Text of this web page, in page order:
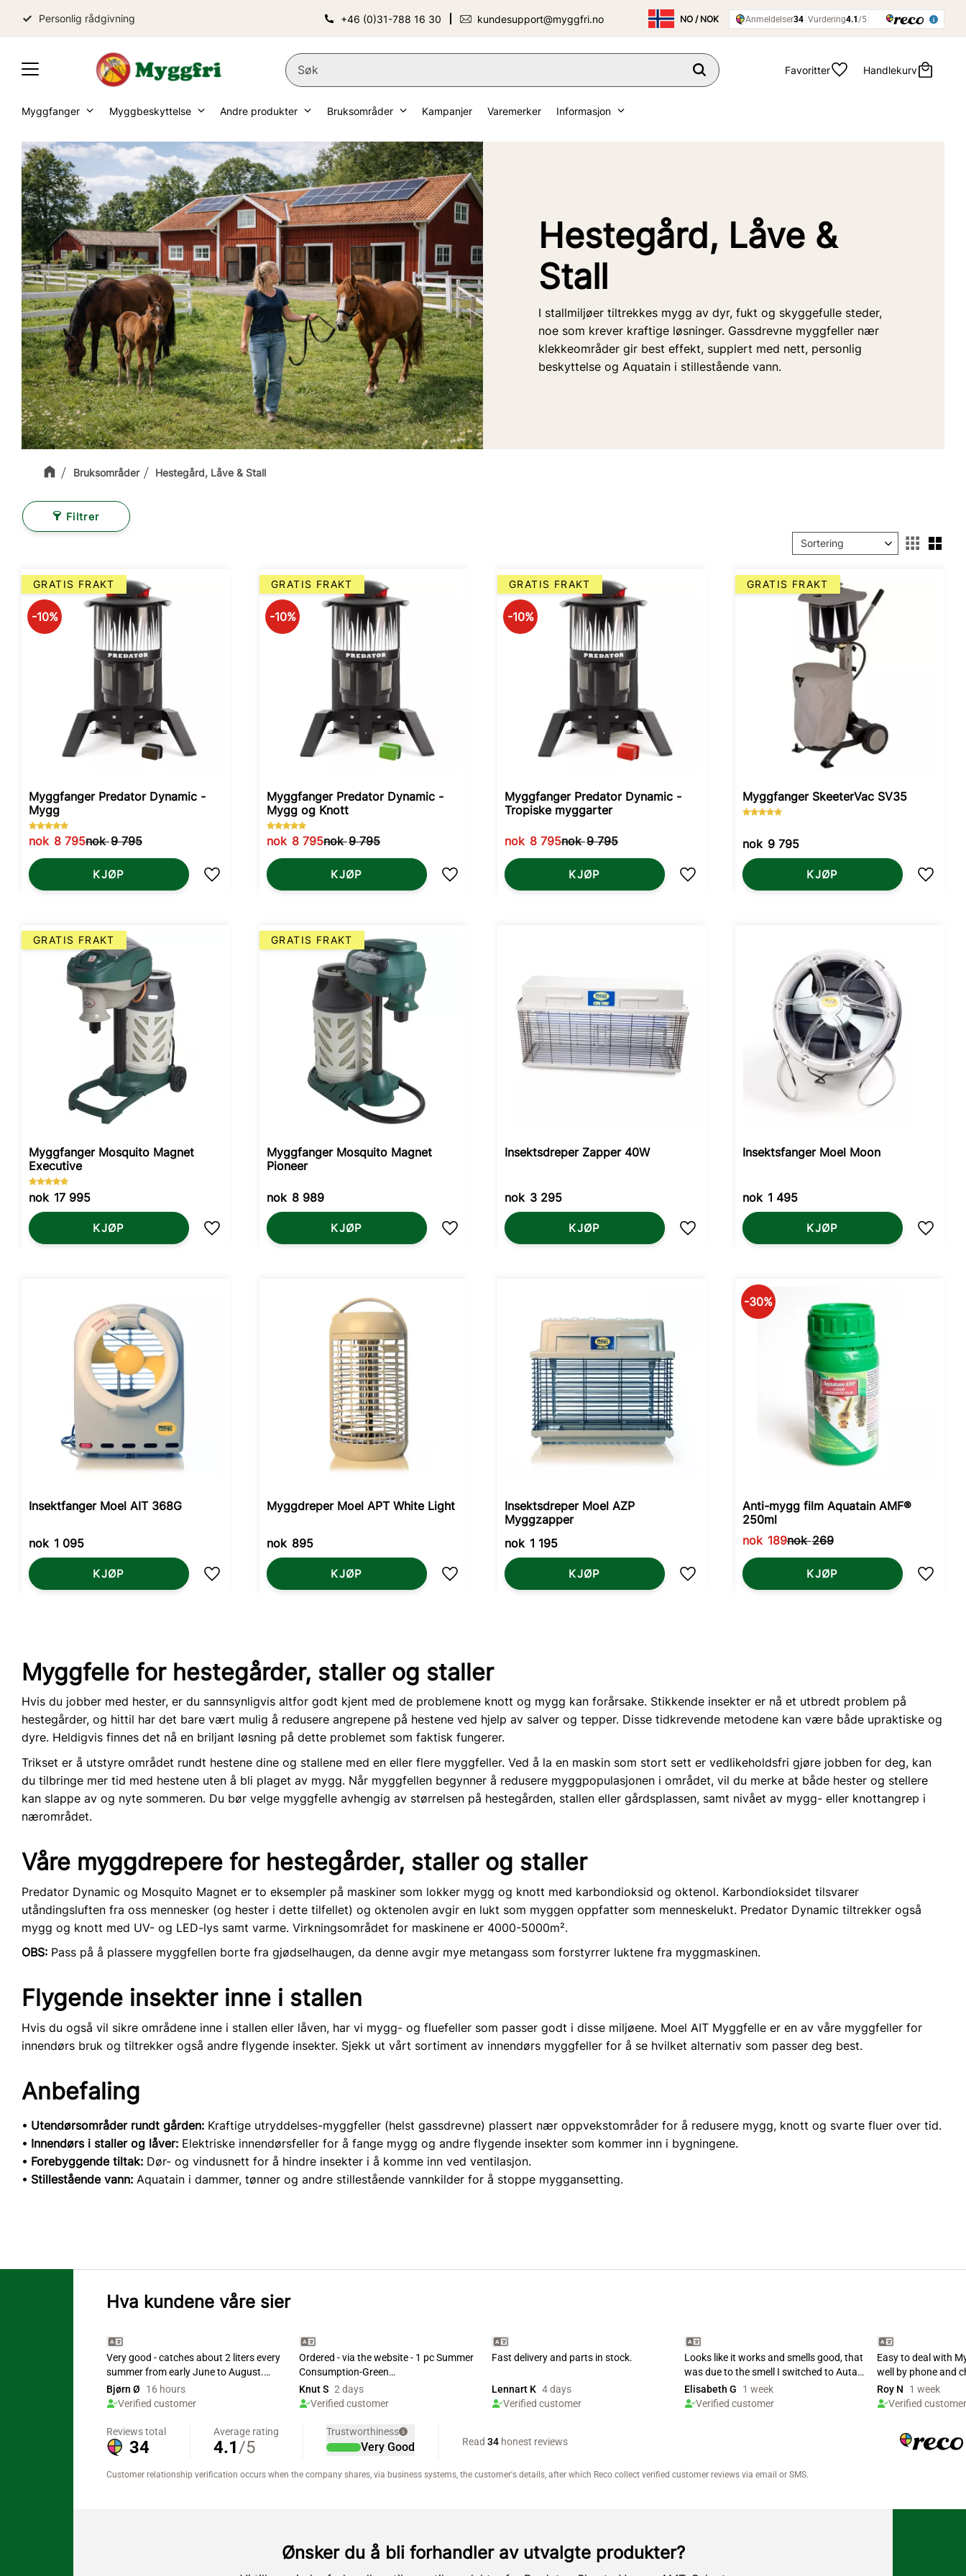
Personlig rådgivning +46 (0)31-788 16 30 kundesupport@myggfri.no
Favoritter Handlekurv
Myggfanger Myggbeskyttelse Andre produkter Bruksområder Kampanjer Varemerker Informasjon
Bruksområder Hestegård, Låve & Stall
Hestegård, Låve &
Stall
I stallmiljøer tiltrekkes mygg av dyr, fukt og skyggefulle steder,
noe som krever kraftige løsninger. Gassdrevne myggfeller nær
klekkeområder gir best effekt, supplert med nett, personlig
beskyttelse og Aquatain i stillestående vann.
Filtrer
Velg sorteringsmetode
Myggfanger Predator Dynamic -
Mygg
nok 8 795nok9 795
10%
GRATIS FRAKT
Lagre som favoritt
KJØP
Myggfanger Predator Dynamic -
Mygg og Knott
nok 8 795nok9 795
10%
GRATIS FRAKT
Lagre som favoritt
KJØP
Myggfanger Predator Dynamic -
Tropiske myggarter
nok 8 795nok9 795
10%
GRATIS FRAKT
Lagre som favoritt
KJØP
Myggfanger SkeeterVac SV35
nok 9 795
GRATIS FRAKT
Lagre
KJØP
Myggfanger Mosquito Magnet
Executive
nok 17 995
GRATIS FRAKT
Lagre som favoritt
KJØP
Myggfanger Mosquito Magnet
Pioneer
nok 8 989
GRATIS FRAKT
Lagre som favoritt
KJØP
Insektsdreper Zapper 40W
nok 3 295
Lagre som favoritt
KJØP
Insektsfanger Moel Moon
nok 1 495
Lagre
KJØP
Insektfanger Moel AIT 368G
nok 1 095
Lagre som favoritt
KJØP
Myggdreper Moel APT White Light
nok 895
Lagre som favoritt
KJØP
Insektsdreper Moel AZP
Myggzapper
nok 1 195
Lagre som favoritt
KJØP
Anti-mygg film Aquatain AMF®
250ml
nok 189nok269
30%
Lagre
KJØP
Myggfelle for hestegårder, staller og staller
Hvis du jobber med hester, er du sannsynligvis altfor godt kjent med de problemene knott og mygg kan forårsake. Stikkende insekter er nå et utbredt problem på
hestegårder, og hittil har det bare vært mulig å redusere angrepene på hestene ved hjelp av salver og tepper. Disse tidkrevende metodene kan være både upraktiske og
dyre. Heldigvis finnes det nå en briljant løsning på dette problemet som faktisk fungerer.
Trikset er å utstyre området rundt hestene dine og stallene med en eller flere myggfeller. Ved å la en maskin som stort sett er vedlikeholdsfri gjøre jobben for deg, kan
du tilbringe mer tid med hestene uten å bli plaget av mygg. Når myggfellen begynner å redusere myggpopulasjonen i området, vil du merke at både hester og stellere
kan slappe av og nyte sommeren. Du bør velge myggfelle avhengig av størrelsen på hestegården, stallen eller gårdsplassen, samt nivået av mygg- eller knottangrep i
nærområdet.
Våre myggdrepere for hestegårder, staller og staller
Predator Dynamic og Mosquito Magnet er to eksempler på maskiner som lokker mygg og knott med karbondioksid og oktenol. Karbondioksidet tilsvarer
utåndingsluften fra oss mennesker (og hester i dette tilfellet) og oktenolen avgir en lukt som myggen oppfatter som menneskelukt. Predator Dynamic tiltrekker også
mygg og knott med UV- og LED-lys samt varme. Virkningsområdet for maskinene er 4000-5000m².
OBS: Pass på å plassere myggfellen borte fra gjødselhaugen, da denne avgir mye metangass som forstyrrer luktene fra myggmaskinen.
Flygende insekter inne i stallen
Hvis du også vil sikre områdene inne i stallen eller låven, har vi mygg- og fluefeller som passer godt i disse miljøene. Moel AIT Myggfelle er en av våre myggfeller for
innendørs bruk og tiltrekker også andre flygende insekter. Sjekk ut vårt sortiment av innendørs myggfeller for å se hvilket alternativ som passer deg best.
Anbefaling
Utendørsområder rundt gården: Kraftige utryddelses-myggfeller (helst gassdrevne) plassert nær oppvekstområder for å redusere mygg, knott og svarte fluer over tid.
Innendørs i staller og låver: Elektriske innendørsfeller for å fange mygg og andre flygende insekter som kommer inn i bygningene.
Forebyggende tiltak: Dør- og vindusnett for å hindre insekter i å komme inn ved ventilasjon.
Stillestående vann: Aquatain i dammer, tønner og andre stillestående vannkilder for å stoppe myggansetting.
Hva kundene våre sier
Ønsker du å bli forhandler av utvalgte produkter?